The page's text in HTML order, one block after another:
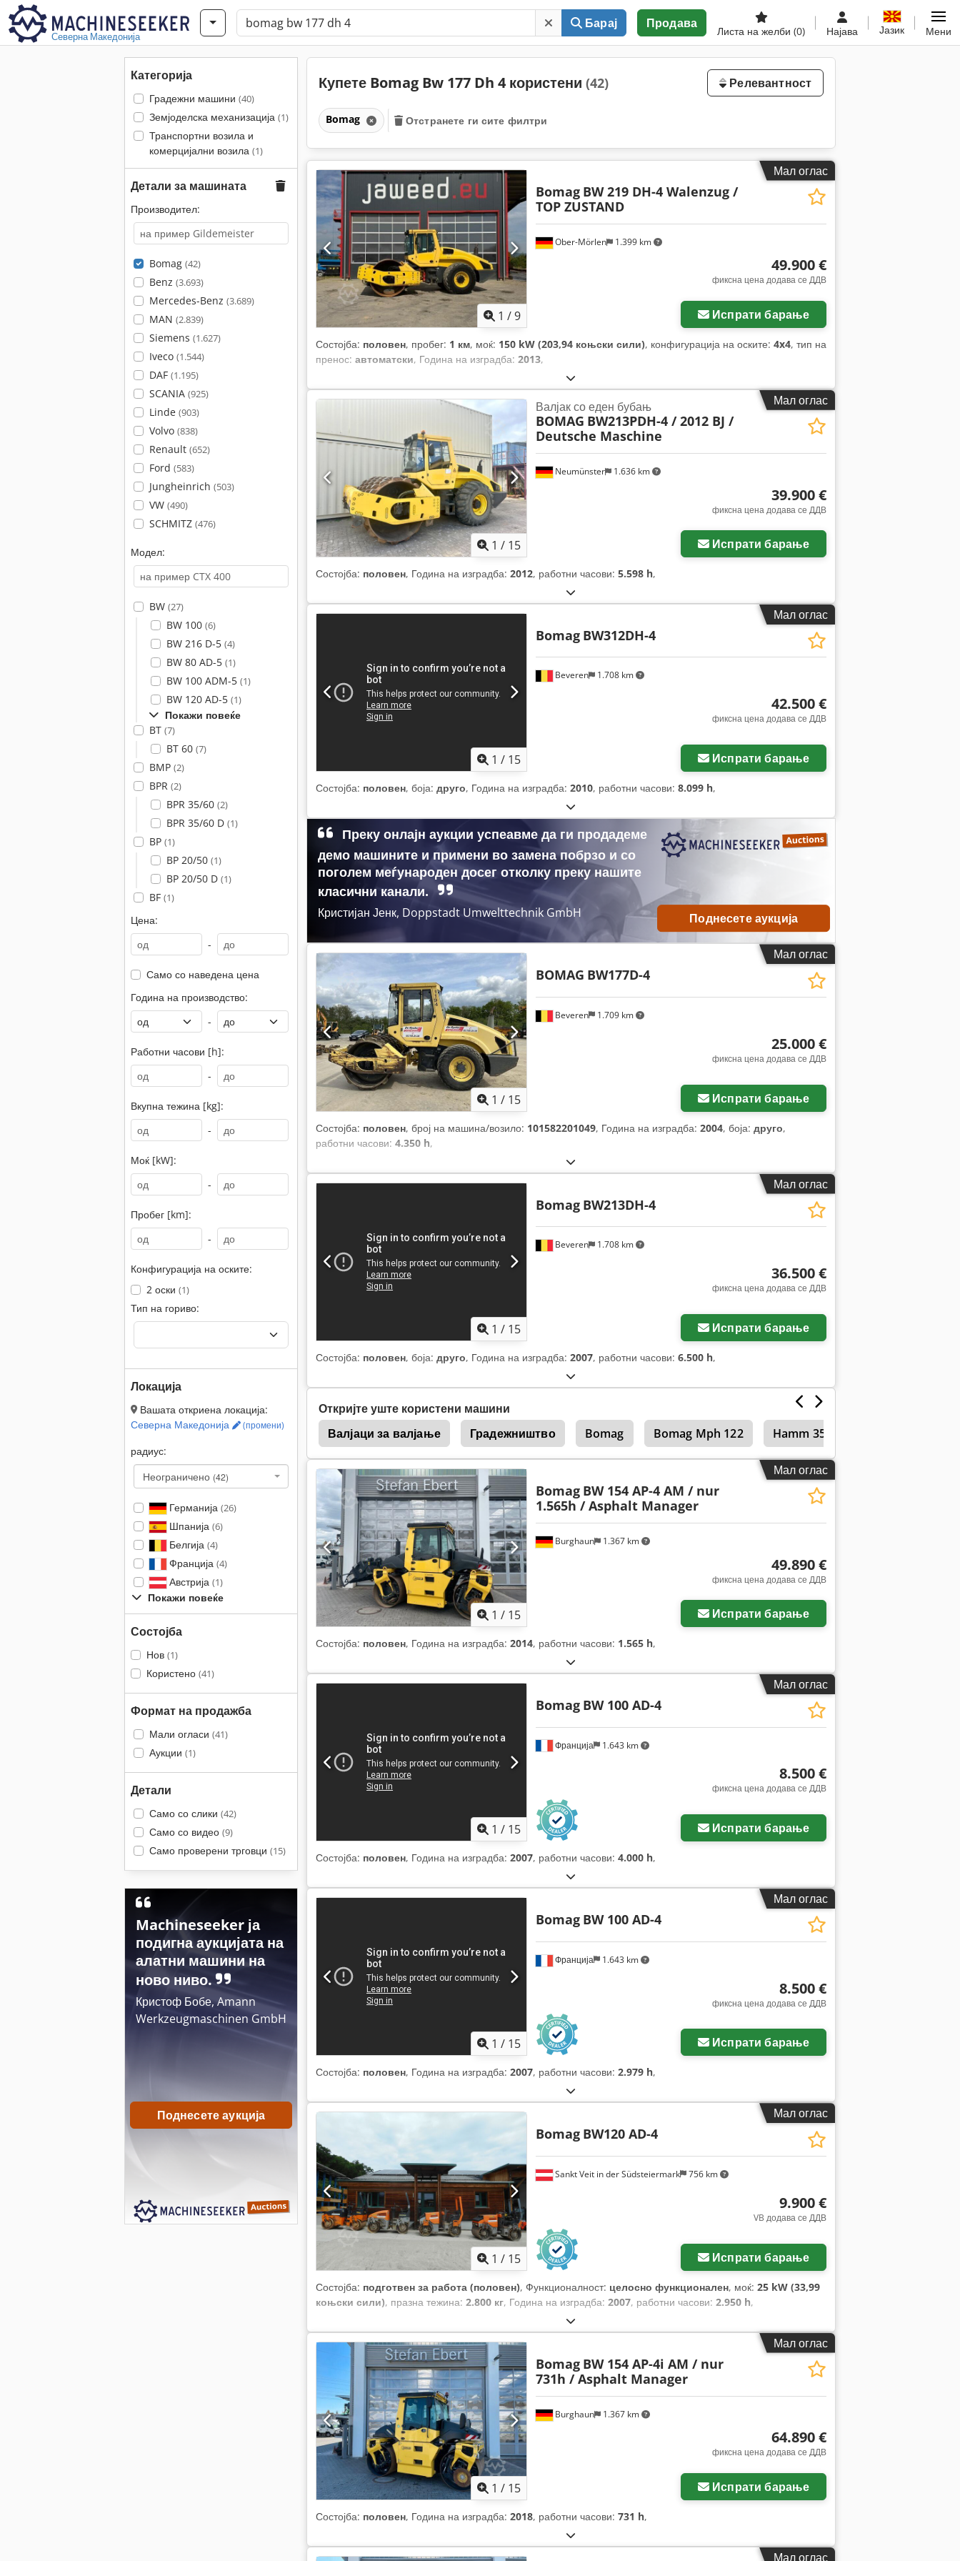
Северна Македонија
Барај Продава
Листа на желби (0) Најава Јазик Мени
Категорија
Градежни машини (40)
Земјоделска механизација (1)
Транспортни возила и
комерцијални возила (1)
Детали за машината
Производител:
Bomag (42)
Benz (3.693)
Mercedes-Benz (3.689)
MAN (2.839)
Siemens (1.627)
Iveco (1.544)
DAF (1.195)
SCANIA (925)
Linde (903)
Volvo (838)
Renault (652)
Ford (583)
Jungheinrich (503)
VW (490)
SCHMITZ (476)
Модел:
BW (27)
BW 100 (6)
BW 216 D-5 (4)
BW 80 AD-5 (1)
BW 100 ADM-5 (1)
BW 120 AD-5 (1)
Покажи повеќе
BT (7)
BT 60 (7)
BMP (2)
BPR (2)
BPR 35/60 (2)
BPR 35/60 D (1)
BP (1)
BP 20/50 (1)
BP 20/50 D (1)
BF (1)
Цена:
-
Само со наведена цена
Година на производство:
-
Работни часови [h]:
-
Вкупна тежина [kg]:
-
Моќ [kW]:
-
Пробег [km]:
-
Конфигурација на оските:
2 оски (1)
Тип на гориво:
Локација
Вашата откриена локација:
Северна Македонија
(промени)
радиус:
Неограничено (42)
Германија (26)
Шпанија (6)
Белгија (4)
Франција (4)
Австрија (1)
Покажи повеќе
Состојба
Нов (1)
Користено (41)
Формат на продажба
Мали огласи (41)
Аукции (1)
Детали
Само со слики (42)
Само со видео (9)
Само проверени трговци (15)
Machineseeker ја
подигна аукцијата на
алатни машини на
ново ниво.
Кристоф Бобе, Amann
Werkzeugmaschinen GmbH
Поднесете аукција
Купете Bomag Bw 177 Dh 4 користени (42) Релевантност
Bomag Отстранете ги сите филтри
Мал оглас
1 /9
Ober-Mörlen 1.399 km
Bomag BW 219 DH-4 Walenzug /
TOP ZUSTAND
49.900 €
фиксна цена додава се ДДВ
Испрати барање
Состојба: половен, пробег: 1 км, моќ: 150 kW (203,94 коњски сили), конфигурација на оските: 4x4, тип на
пренос: автоматски, Година на изградба: 2013,
Мал оглас
1 / 15
Neumünster 1.636 km
Валјак со еден бубањ
BOMAG BW213PDH-4 / 2012 BJ /
Deutsche Maschine
39.900 €
фиксна цена додава се ДДВ
Испрати барање
Состојба: половен, Година на изградба: 2012, работни часови: 5.598 h,
Мал оглас
1 / 15
Beveren 1.708 km
Bomag BW312DH-4
42.500 €
фиксна цена додава се ДДВ
Испрати барање
Состојба: половен, боја: друго, Година на изградба: 2010, работни часови: 8.099 h,
Преку онлајн аукции успеавме да ги продадеме
демо машините и примени во замена побрзо и со
поголем меѓународен досег отколку преку нашите
класични канали.
Кристијан Јенк, Doppstadt Umwelttechnik GmbH Поднесете аукција
Мал оглас
1 / 15
Beveren 1.709 km
BOMAG BW177D-4
25.000 €
фиксна цена додава се ДДВ
Испрати барање
Состојба: половен, број на машина/возило: 101582201049, Година на изградба: 2004, боја: друго,
работни часови: 4.350 h,
Мал оглас
1 / 15
Beveren 1.708 km
Bomag BW213DH-4
36.500 €
фиксна цена додава се ДДВ
Испрати барање
Состојба: половен, боја: друго, Година на изградба: 2007, работни часови: 6.500 h,
Откријте уште користени машини
Валјаци за валјање
Градежништво Bomag Bomag Mph 122 Hamm 3520
Hamm 3518 Hamm 3414
Мал оглас
1 / 15
Burghaun 1.367 km
Bomag BW 154 AP-4 AM / nur
1.565h / Asphalt Manager
49.890 €
фиксна цена додава се ДДВ
Испрати барање
Состојба: половен, Година на изградба: 2014, работни часови: 1.565 h,
Мал оглас
1 / 15
Франција 1.643 km
Bomag BW 100 AD-4
8.500 €
фиксна цена додава се ДДВ
Испрати барање
Состојба: половен, Година на изградба: 2007, работни часови: 4.000 h,
Мал оглас
1 / 15
Франција 1.643 km
Bomag BW 100 AD-4
8.500 €
фиксна цена додава се ДДВ
Испрати барање
Состојба: половен, Година на изградба: 2007, работни часови: 2.979 h,
Мал оглас
1 / 15
Sankt Veit in der Südsteiermark 756 km
Bomag BW120 AD-4
9.900 €
VB додава се ДДВ
Испрати барање
Состојба: подготвен за работа (половен), Функционалност: целосно функционален, моќ: 25 kW (33,99
коњски сили), празна тежина: 2.800 кг, Година на изградба: 2007, работни часови: 2.950 h,
Мал оглас
1 / 15
Burghaun 1.367 km
Bomag BW 154 AP-4i AM / nur
731h / Asphalt Manager
64.890 €
фиксна цена додава се ДДВ
Испрати барање
Состојба: половен, Година на изградба: 2018, работни часови: 731 h,
Мал оглас